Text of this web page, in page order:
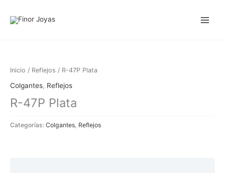
Inicio / Reflejos / R-47P Plata
Colgantes, Reflejos
R-47P Plata
Categorías: Colgantes Reflejos